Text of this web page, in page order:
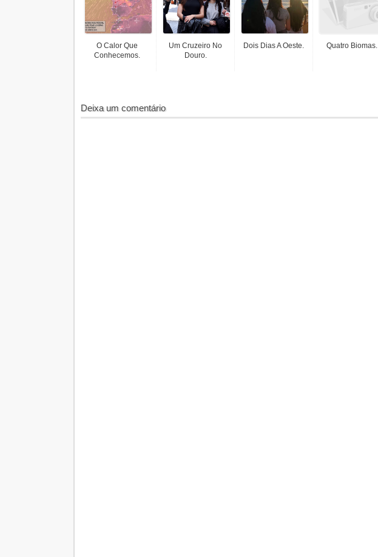
O Calor Que
Conhecemos.
Um Cruzeiro No
Douro.
Dois Dias A Oeste. Quatro Biomas.
Deixa um comentário